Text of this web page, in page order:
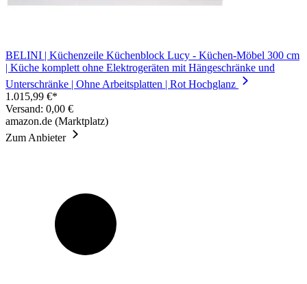
BELINI | Küchenzeile Küchenblock Lucy - Küchen-Möbel 300 cm
| Küche komplett ohne Elektrogeräten mit Hängeschränke und
Unterschränke | Ohne Arbeitsplatten | Rot Hochglanz
1.015,99 €*
Versand: 0,00 €
amazon.de (Marktplatz)
Zum Anbieter